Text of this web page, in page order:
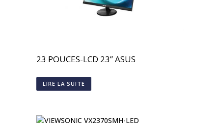
23 POUCES-LCD 23’’ ASUS
LIRE LA SUITE